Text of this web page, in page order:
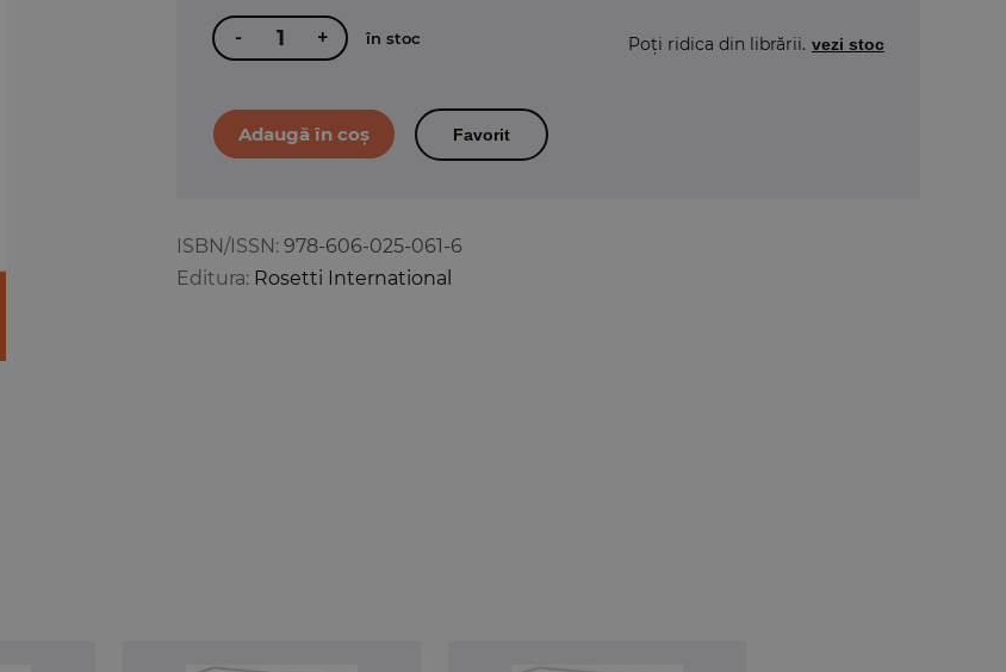
ISBN/ISSN: 978-606-025-061-6
Editura: Rosetti International
- + în stoc Poți ridica din librării. vezi stoc
Favorit